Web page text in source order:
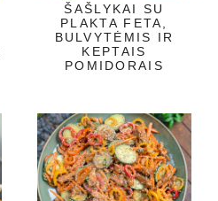
ŠAŠLYKAI SU
PLAKTA FETA,
BULVYTĖMIS IR
KEPTAIS
POMIDORAIS